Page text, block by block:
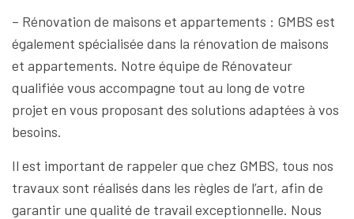
– Rénovation de maisons et appartements : GMBS est
également spécialisée dans la rénovation de maisons
et appartements. Notre équipe de Rénovateur
qualifiée vous accompagne tout au long de votre
projet en vous proposant des solutions adaptées à vos
besoins.
Il est important de rappeler que chez GMBS, tous nos
travaux sont réalisés dans les règles de l’art, afin de
garantir une qualité de travail exceptionnelle. Nous